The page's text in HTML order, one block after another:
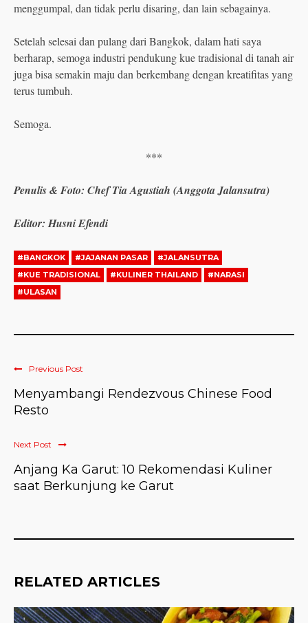
menggumpal, dan tidak perlu disaring, dan lain sebagainya.
Setelah selesai dan pulang dari Bangkok, dalam hati saya
berharap, semoga industri pendukung kue tradisional di tanah air
juga bisa semakin maju dan berkembang dengan kreatifitas yang
terus tumbuh.
Semoga.
***
Penulis & Foto: Chef Tia Agustiah (Anggota Jalansutra)
Editor: Husni Efendi
#BANGKOK #JAJANAN PASAR
#JALANSUTRA
#KUE TRADISIONAL
#KULINER THAILAND
#NARASI
#ULASAN
Previous Post
Menyambangi Rendezvous Chinese Food
Resto
Next Post
Anjang Ka Garut: 10 Rekomendasi Kuliner
saat Berkunjung ke Garut
RELATED ARTICLES